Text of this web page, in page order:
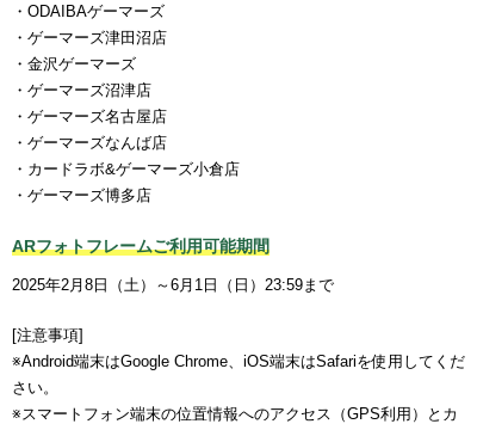
2018.06.28
『20周年アニバーサリー企画その4』惑星間友好条約締結(コラ
ボレーション)キャンペーン開催！
2018.06.21
げまげま更新
2018.06.15
『20周年アニバーサリー企画その3』アニバーサリーグッズ公
開！
げまげま更新
2018.02.28
ストが届きました
2018.02.25
『デ・ジ・キャラット×Café ASANコラボレーションカフェス
ペシャルオープニングイベント』イベントレポート公開
・ODAIBAゲーマーズ
・ゲーマーズ津田沼店
・金沢ゲーマーズ
・ゲーマーズ沼津店
・ゲーマーズ名古屋店
・ゲーマーズなんば店
・カードラボ&ゲーマーズ小倉店
・ゲーマーズ博多店
ARフォトフレームご利用可能期間
2025年2月8日（土）～6月1日（日）23:59まで
[注意事項]
※Android端末はGoogle Chrome、iOS端末はSafariを使用してくだ
さい。
※スマートフォン端末の位置情報へのアクセス（GPS利用）とカ